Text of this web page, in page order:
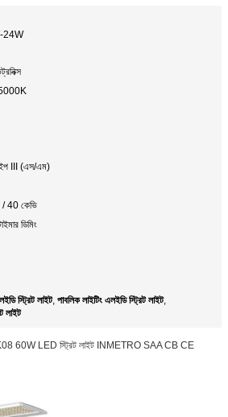
24W
III (এস/এম)
/ 40 কেভি
ডিমিং
স্ট্রিট লাইট, পাবলিক লাইটিং এলইডি স্ট্রিট লাইট,
লাইট
60W LED স্ট্রিট লাইট INMETRO SAA CB CE